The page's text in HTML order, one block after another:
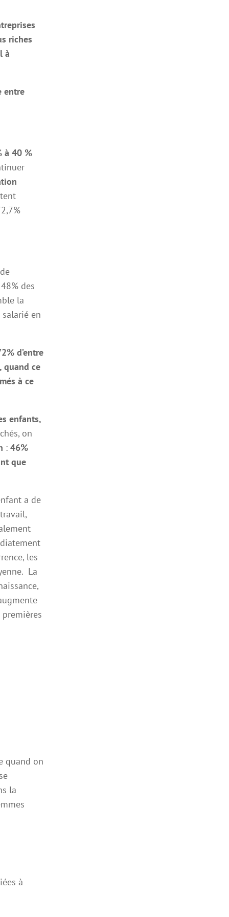
riches
à
entre
à 40 %
des
la
en
d’entre
quand ce
à ce
enfants,
on
:46%
que
a de
les
La
quand on
la
à